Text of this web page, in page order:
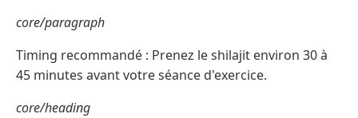
core/paragraph
Timing recommandé : Prenez le shilajit environ 30 à
45 minutes avant votre séance d'exercice.
core/heading